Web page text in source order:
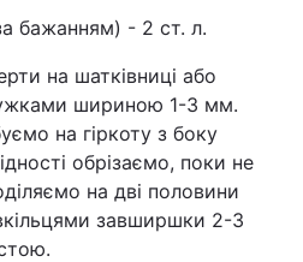
бажанням) - 2 ст. л.
на шатківниці або
шириною 1-3 мм.
на гіркоту з боку
обрізаємо, поки не
на дві половини
завширшки 2-3